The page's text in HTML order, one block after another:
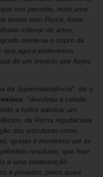
nos permitiu, mais uma
temos com Roma, fonte
milenar de artes,
sente-se o sopro da
que agora poderemos
de um império que forjou
da Superintendência”, diz o
, “devolveu à cidade
a todos admirar um
da Roma republicana
das estruturas como
igrejas e mosteiros até às
resultado, que hoje
a uma colaboração
e privados, pelos quais